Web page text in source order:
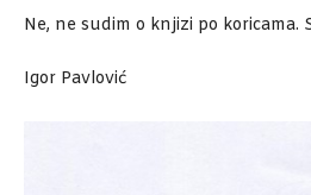
Ne, ne sudim o knjizi po koricama.
Igor Pavlović